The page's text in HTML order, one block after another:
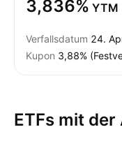
3,836% YTM
Verfallsdatum 24.
Kupon 3,88%
ETFs mit der